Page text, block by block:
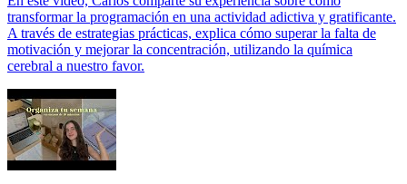
transformar la programación en una actividad adictiva y gratificante.
A través de estrategias prácticas, explica cómo superar la falta de
motivación y mejorar la concentración, utilizando la química
cerebral a nuestro favor.